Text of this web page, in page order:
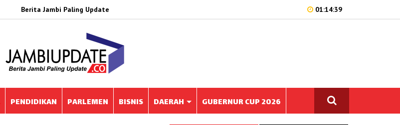
Berita Jambi Paling Update 01:14:39
PENDIDIKAN PARLEMEN BISNIS DAERAH GUBERNUR CUP 2026